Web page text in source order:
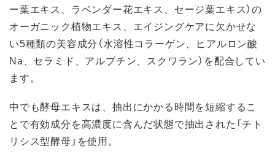
ー葉エキス、ラベンダー花エキス、セージ葉エキス）の
オーガニック植物エキス、エイジングケアに欠かせな
い5種類の美容成分（水溶性コラーゲン、ヒアルロン酸
Na、セラミド、アルブチン、スクワラン）を配合してい
ます。
中でも酵母エキスは、抽出にかかる時間を短縮するこ
とで有効成分を高濃度に含んだ状態で抽出された「チト
リシス型酵母」を使用。